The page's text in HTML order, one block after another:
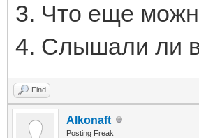
3. Что еще
4. Слышали ли
Find
Alkonaft
Posting Freak